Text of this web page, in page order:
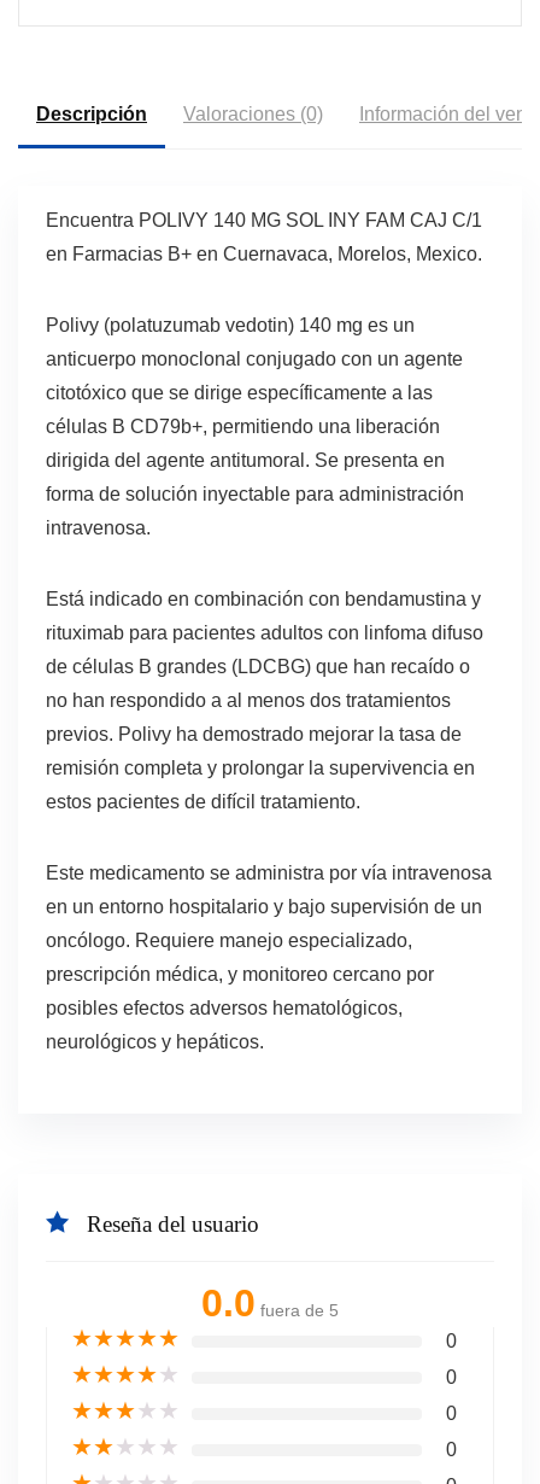
Descripción Valoraciones (0) Información del
Encuentra POLIVY 140 MG SOL INY FAM CAJ C/1
en Farmacias B+ en Cuernavaca, Morelos, Mexico.
Polivy (polatuzumab vedotin) 140 mg es un
anticuerpo monoclonal conjugado con un agente
citotóxico que se dirige específicamente a las
células B CD79b+, permitiendo una liberación
dirigida del agente antitumoral. Se presenta en
forma de solución inyectable para administración
intravenosa.
Está indicado en combinación con bendamustina y
rituximab para pacientes adultos con linfoma difuso
de células B grandes (LDCBG) que han recaído o
no han respondido a al menos dos tratamientos
previos. Polivy ha demostrado mejorar la tasa de
remisión completa y prolongar la supervivencia en
estos pacientes de difícil tratamiento.
Este medicamento se administra por vía intravenosa
en un entorno hospitalario y bajo supervisión de un
oncólogo. Requiere manejo especializado,
prescripción médica, y monitoreo cercano por
posibles efectos adversos hematológicos,
neurológicos y hepáticos.
Reseña del usuario
0.0 fuera de 5
★★★★★ 0
★★★★★ 0
★★★★★ 0
★★★★★ 0